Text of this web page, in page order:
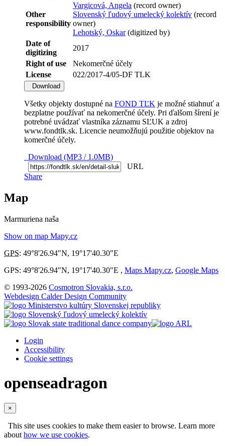
Other
responsibility
Vargicová, Angela (record owner)
Slovenský ľudový umelecký kolektív (record
owner)
Lehotský, Oskar(digitized by)
Date of
digitizing
2017
Right of use
Nekomerčné účely
License
022/2017-4/05-DF TLK
Download
Všetky objekty dostupné na FOND TĽK je možné stiahnuť a
bezplatne používať na nekomerčné účely. Pri ďalšom šírení je
potrebné uvádzať vlastníka záznamu SĽUK a zdroj
www.fondtlk.sk. Licencie neumožňujú použitie objektov na
komerčné účely.
Download (MP3 / 1.0MB)
URL
Share
Map
Marmuriena naša
Show on map Mapy.cz
GPS: 49°8'26.94"N, 19°17'40.30"E
GPS: 49°8'26.94"N, 19°17'40.30"E , Maps Mapy.cz, Google Maps
© 1993-2026 Cosmotron Slovakia, s.r.o.
Webdesign Calder Design Community
Login
Accessibility
Cookie settings
openseadragon
×
This site uses cookies to make them easier to browse. Learn more
abouthow we use cookies.